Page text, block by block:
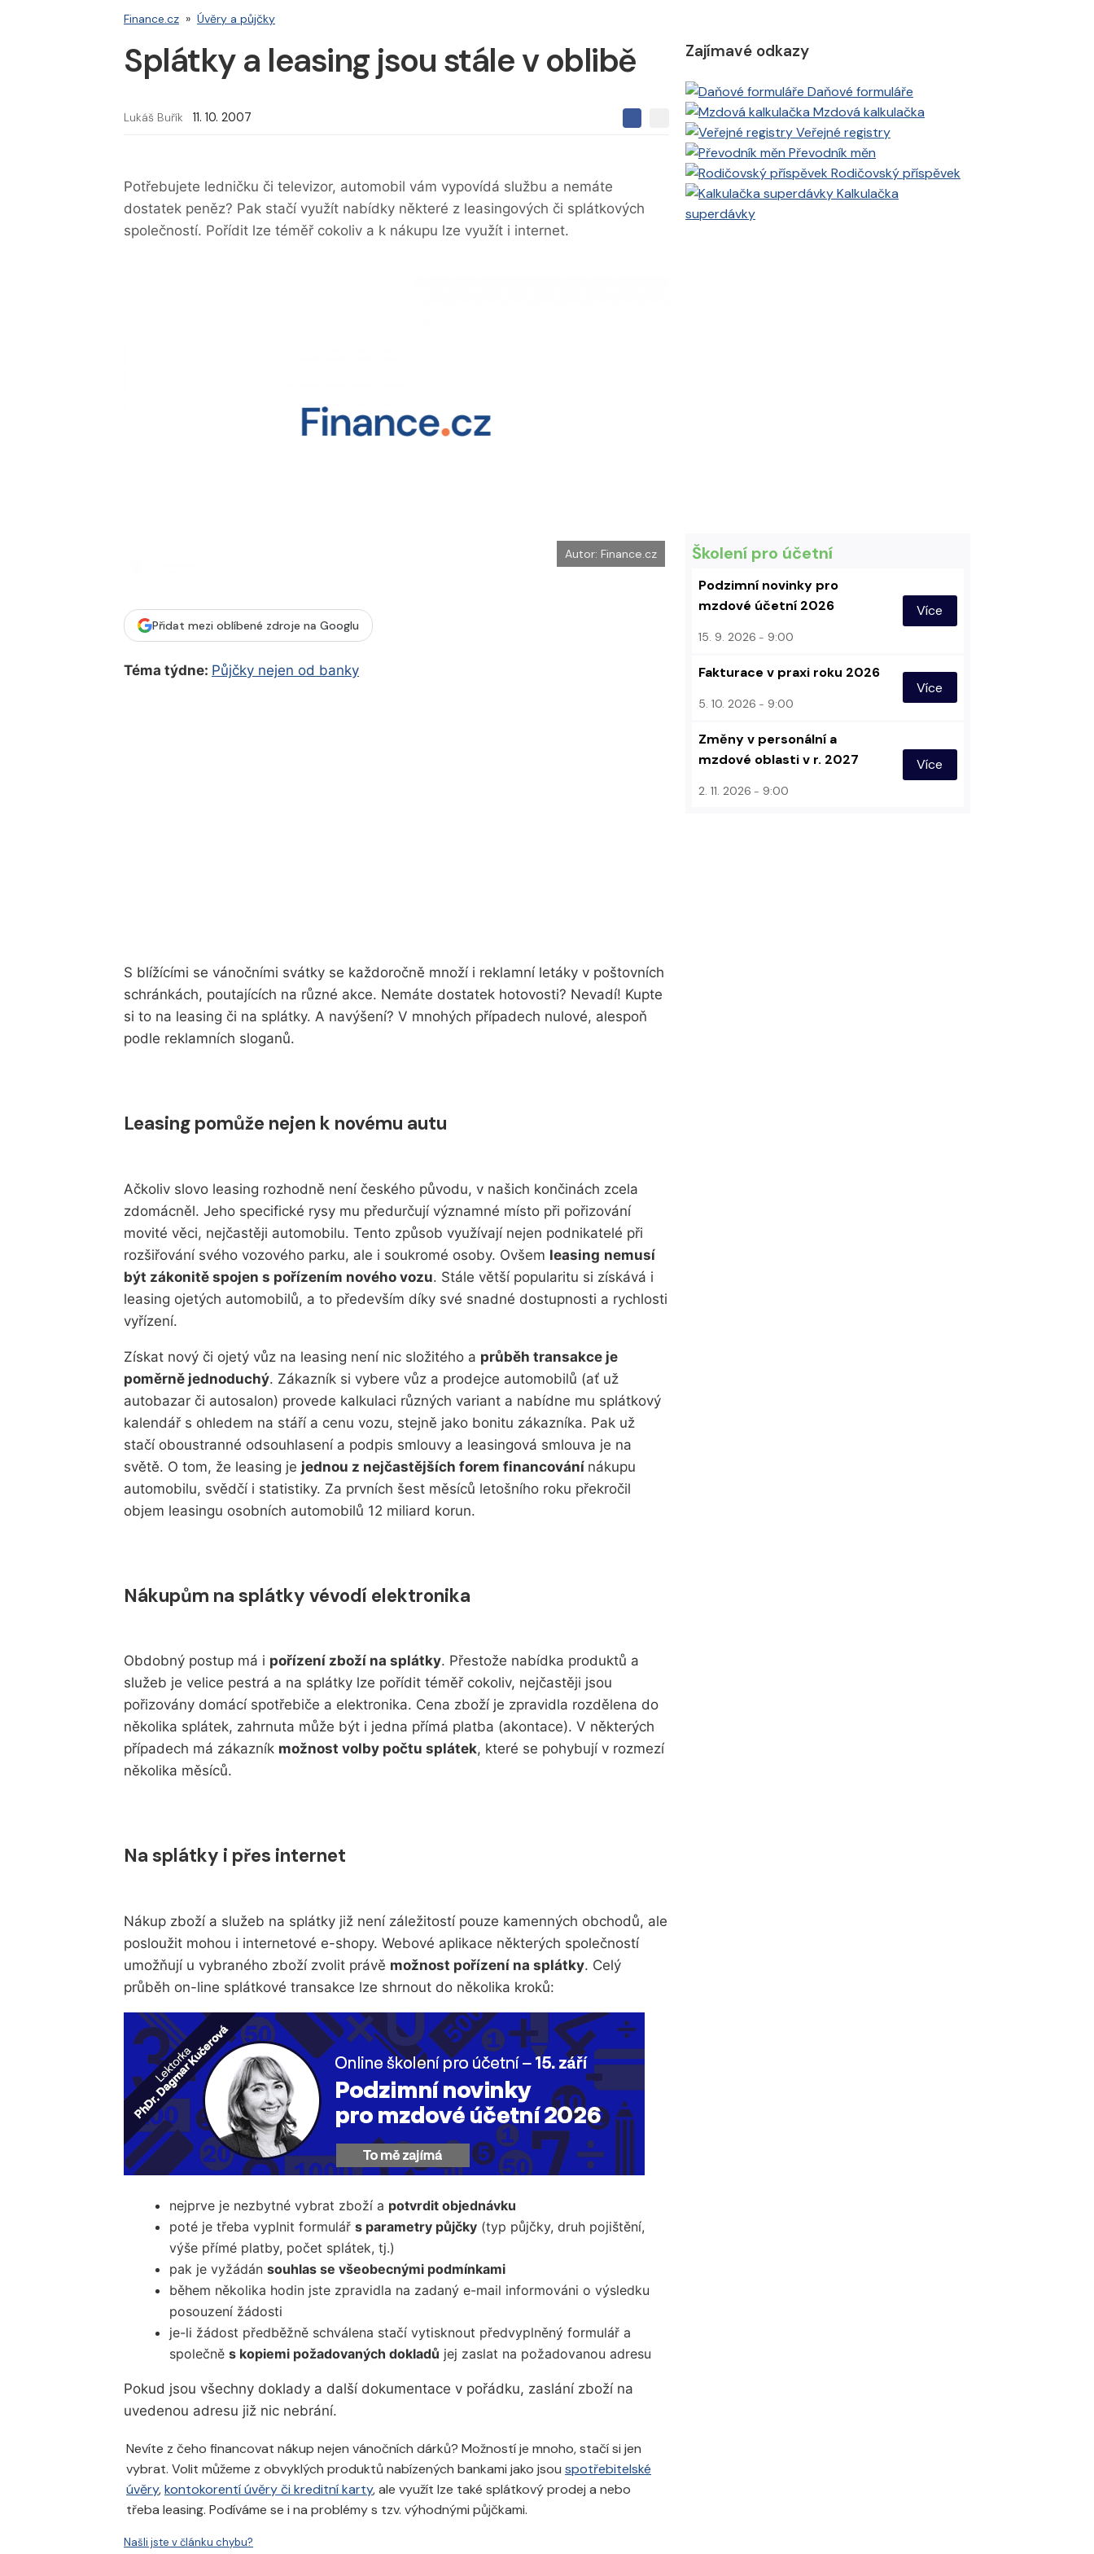
Finance.cz » Úvěry a půjčky
Splátky a leasing jsou stále v oblibě
Lukáš Buřík 11. 10. 2007
S
e
S
e
Potřebujete ledničku či televizor, automobil vám vypovídá službu a nemáte
dostatek peněz? Pak stačí využít nabídky některé z leasingových či splátkových
společností. Pořídit lze téměř cokoliv a k nákupu lze využít i internet.
Autor: Finance.cz
Přidat mezi oblíbené zdroje na Googlu
Téma týdne: Půjčky nejen od banky
S blížícími se vánočními svátky se každoročně množí i reklamní letáky v poštovních
schránkách, poutajících na různé akce. Nemáte dostatek hotovosti? Nevadí! Kupte
si to na leasing či na splátky. A navýšení? V mnohých případech nulové, alespoň
podle reklamních sloganů.
Leasing pomůže nejen k novému autu
Ačkoliv slovo leasing rozhodně není českého původu, v našich končinách zcela
zdomácněl. Jeho specifické rysy mu předurčují významné místo při pořizování
movité věci, nejčastěji automobilu. Tento způsob využívají nejen podnikatelé při
rozšiřování svého vozového parku, ale i soukromé osoby. Ovšem leasing nemusí
být zákonitě spojen s pořízením nového vozu. Stále větší popularitu si získává i
leasing ojetých automobilů, a to především díky své snadné dostupnosti a rychlosti
vyřízení.
Získat nový či ojetý vůz na leasing není nic složitého a průběh transakce je
poměrně jednoduchý. Zákazník si vybere vůz a prodejce automobilů (ať už
autobazar či autosalon) provede kalkulaci různých variant a nabídne mu splátkový
kalendář s ohledem na stáří a cenu vozu, stejně jako bonitu zákazníka. Pak už
stačí oboustranné odsouhlasení a podpis smlouvy a leasingová smlouva je na
světě. O tom, že leasing je jednou z nejčastějších forem financování nákupu
automobilu, svědčí i statistiky. Za prvních šest měsíců letošního roku překročil
objem leasingu osobních automobilů 12 miliard korun.
Nákupům na splátky vévodí elektronika
Obdobný postup má i pořízení zboží na splátky. Přestože nabídka produktů a
služeb je velice pestrá a na splátky lze pořídit téměř cokoliv, nejčastěji jsou
pořizovány domácí spotřebiče a elektronika. Cena zboží je zpravidla rozdělena do
několika splátek, zahrnuta může být i jedna přímá platba (akontace). V některých
případech má zákazník možnost volby počtu splátek, které se pohybují v rozmezí
několika měsíců.
Na splátky i přes internet
Nákup zboží a služeb na splátky již není záležitostí pouze kamenných obchodů, ale
posloužit mohou i internetové e-shopy. Webové aplikace některých společností
umožňují u vybraného zboží zvolit právě možnost pořízení na splátky. Celý
průběh on-line splátkové transakce lze shrnout do několika kroků:
nejprve je nezbytné vybrat zboží a potvrdit objednávku
poté je třeba vyplnit formulář s parametry půjčky (typ půjčky, druh pojištění,
výše přímé platby, počet splátek, tj.)
pak je vyžádán souhlas se všeobecnými podmínkami
během několika hodin jste zpravidla na zadaný e-mail informováni o výsledku
posouzení žádosti
je-li žádost předběžně schválena stačí vytisknout předvyplněný formulář a
společně s kopiemi požadovaných dokladů jej zaslat na požadovanou adresu
Pokud jsou všechny doklady a další dokumentace v pořádku, zaslání zboží na
uvedenou adresu již nic nebrání.
Nevíte z čeho financovat nákup nejen vánočních dárků? Možností je mnoho, stačí si jen
vybrat. Volit můžeme z obvyklých produktů nabízených bankami jako jsou spotřebitelské
úvěry,kontokorentí úvěry či kreditní karty, ale využít lze také splátkový prodej a nebo
třeba leasing. Podíváme se i na problémy s tzv. výhodnými půjčkami.
Našli jste v článku chybu?
Zajímavé odkazy
Daňové formuláře
Mzdová kalkulačka
Veřejné registry
Převodník měn
Rodičovský příspěvek
Kalkulačka
superdávky
Školení pro účetní
Podzimní novinky pro
mzdové účetní 2026
15. 9. 2026 9:00
Více
Fakturace v praxi roku 2026
5. 10. 2026 9:00
Více
Změny v personální a
mzdové oblasti v r. 2027
2. 11. 2026 9:00
Více